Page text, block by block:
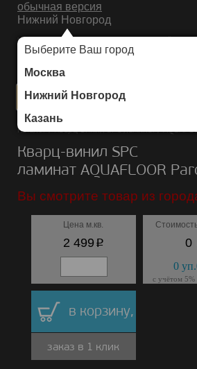
обычная версия
Нижний Новгород
Выберите Ваш город
Москва
Нижний Новгород
Казань
ИНТЕРНЕТ-МАГАЗИН НАПОЛЬНЫХ ПОКРЫТИЙ
Каталог/Кварц-винил SPC ламинат/
Кварц-винил SPC
ламинат AQUAFLOOR
Вы смотрите товар из
Цена м.кв.
2 499 p 0
0 уп.
с учётом 5%
в корзину,
заказ в 1 клик